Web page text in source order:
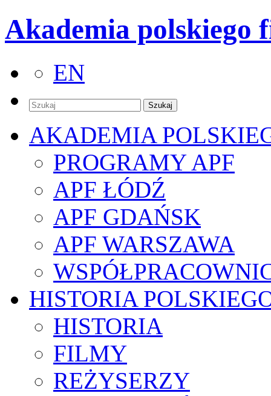
Akademia polskiego
EN
AKADEMIA
PROGRAMY APF
APF ŁÓDŹ
APF GDAŃSK
APF WARSZAWA
HISTORIA
HISTORIA
FILMY
REŻYSERZY